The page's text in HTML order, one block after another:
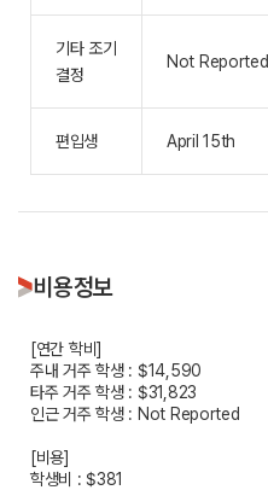
기타 조기
결정
Not Reported
편입생 April 15th
비용정보
[연간 학비]
주내 거주 학생 : $14,590
타주 거주 학생 : $31,823
인근 거주 학생 : Not Reported
[비용]
학생비 : $381